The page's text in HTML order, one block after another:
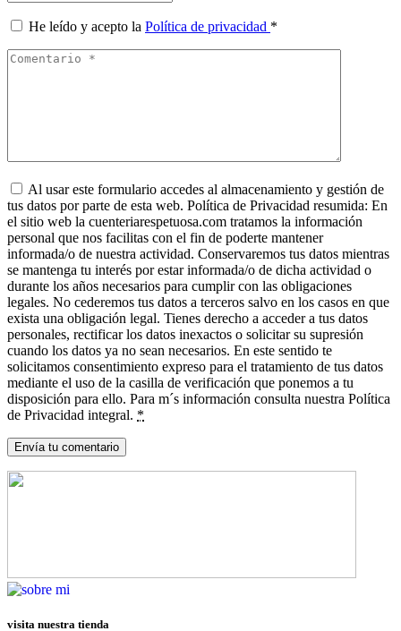
He leído y acepto la Política de privacidad *
Al usar este formulario accedes al almacenamiento y gestión de
tus datos por parte de esta web. Política de Privacidad resumida: En
el sitio web la cuenteriarespetuosa.com tratamos la información
personal que nos facilitas con el fin de poderte mantener
informada/o de nuestra actividad. Conservaremos tus datos mientras
se mantenga tu interés por estar informada/o de dicha actividad o
durante los años necesarios para cumplir con las obligaciones
legales. No cederemos tus datos a terceros salvo en los casos en que
exista una obligación legal. Tienes derecho a acceder a tus datos
personales, rectificar los datos inexactos o solicitar su supresión
cuando los datos ya no sean necesarios. En este sentido te
solicitamos consentimiento expreso para el tratamiento de tus datos
mediante el uso de la casilla de verificación que ponemos a tu
disposición para ello. Para m´s información consulta nuestra Política
de Privacidad integral. *
visita nuestra tienda